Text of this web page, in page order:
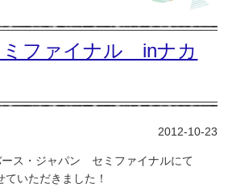
ミファイナル inナカ
2012-10-23
ース・ジャパン セミファイナルにて
いただきました！